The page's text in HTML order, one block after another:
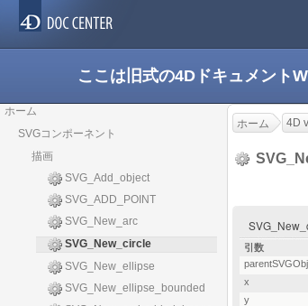
ここは旧式の4Dドキュメント
ホーム
SVGコンポーネント
描画
SVG_Add_object
SVG_ADD_POINT
SVG_New_arc
SVG_New_circle
SVG_New_ellipse
SVG_New_ellipse_bounded
ホーム 4D
引数
x
y